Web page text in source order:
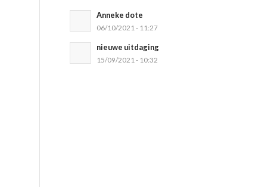
Anneke dote
06/10/2021 - 11:27
nieuwe uitdaging
15/09/2021 - 10:32